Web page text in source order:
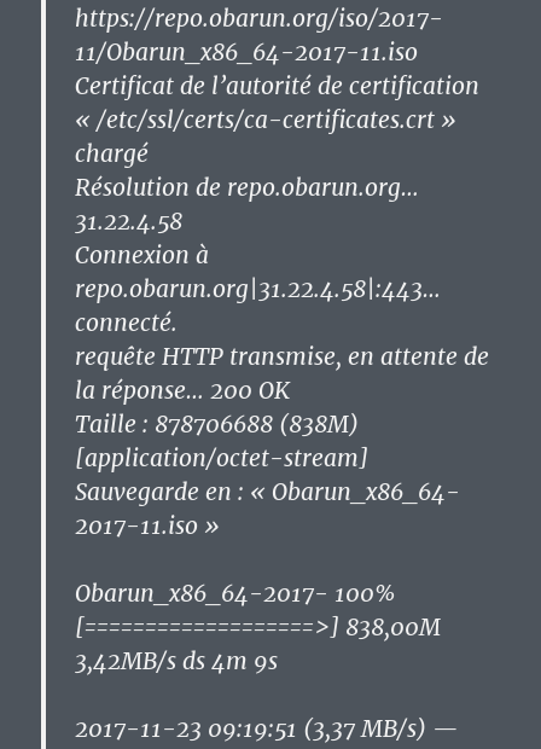
https://repo.obarun.org/iso/2017-
11/Obarun_x86_64-2017-11.iso
Certificat de l’autorité de certification
« /etc/ssl/certs/ca-certificates.crt »
chargé
Résolution de repo.obarun.org…
31.22.4.58
Connexion à
repo.obarun.org|31.22.4.58|:443…
connecté.
requête HTTP transmise, en attente de
la réponse… 200 OK
Taille : 878706688 (838M)
[application/octet-stream]
Sauvegarde en : « Obarun_x86_64-
2017-11.iso »
Obarun_x86_64-2017- 100%
[===================>] 838,00M
3,42MB/s ds 4m 9s
2017-11-23 09:19:51 (3,37 MB/s) —